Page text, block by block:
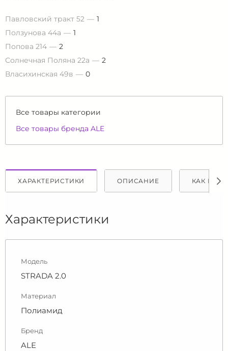
Павловский тракт 52
1
Ползунова 44а
1
Попова 214
2
Солнечная Поляна 22а
2
Власихинская 49в
0
Все товары категории
Все товары бренда ALE
ХАРАКТЕРИСТИКИ ОПИСАНИЕ КАК
Характеристики
Модель
STRADA 2.0
Материал
Полиамид
Бренд
ALE